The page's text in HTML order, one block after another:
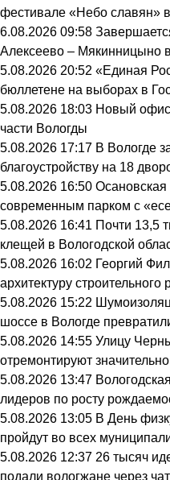
фестивале «Небо славян»
6.08.2026 09:58
Алексеево – Мякинницыно
5.08.2026 20:52 «Единая
бюллетене на выборах в
5.08.2026 18:03 Новый
части Вологды
5.08.2026 17:17 В Вологде
благоустройству на 18
5.08.2026 16:50 Осановская
современным парком с
5.08.2026 16:41 Почти 13,5
клещей в Вологодской
5.08.2026 16:02 Георгий
архитектуру строительного
5.08.2026 15:22
шоссе в Вологде
5.08.2026 14:55 Улицу
отремонтируют
5.08.2026 13:47
лидеров по росту
5.08.2026 13:05 В День
пройдут во всех
5.08.2026 12:37 26 тысяч
подали вологжане через